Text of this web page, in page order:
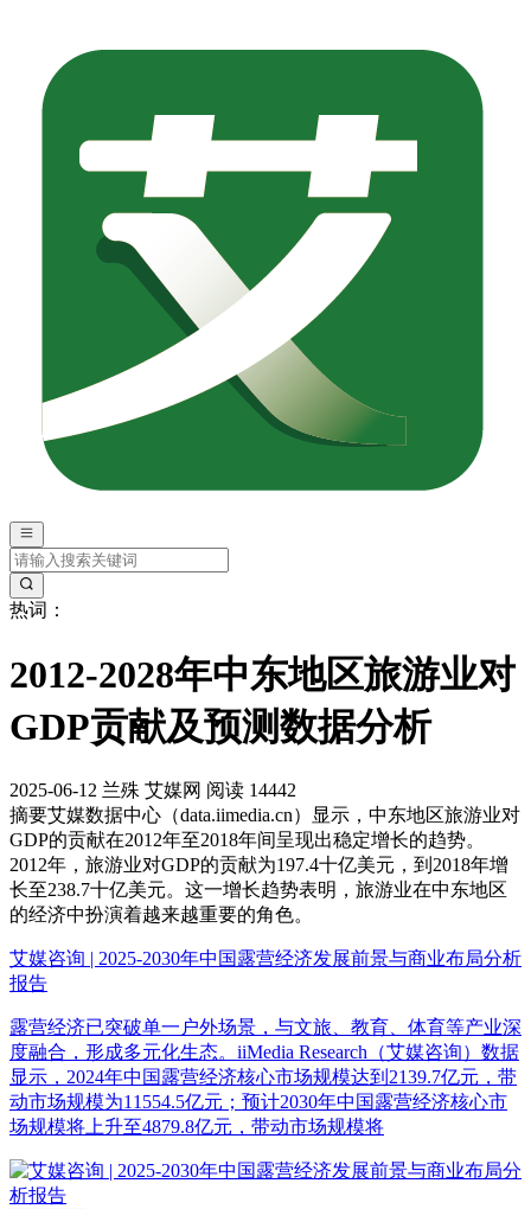
热词：
2012-2028年中东地区旅游业对
GDP贡献及预测数据分析
2025-06-12 兰殊 艾媒网 阅读 14442
摘要艾媒数据中心（data.iimedia.cn）显示，中东地区旅游业对
GDP的贡献在2012年至2018年间呈现出稳定增长的趋势。
2012年，旅游业对GDP的贡献为197.4十亿美元，到2018年增
长至238.7十亿美元。这一增长趋势表明，旅游业在中东地区
的经济中扮演着越来越重要的角色。
艾媒咨询 | 2025-2030年中国露营经济发展前景与商业布局分析
报告
露营经济已突破单一户外场景，与文旅、教育、体育等产业深
度融合，形成多元化生态。iiMedia Research（艾媒咨询）数据
显示，2024年中国露营经济核心市场规模达到2139.7亿元，带
动市场规模为11554.5亿元；预计2030年中国露营经济核心市
场规模将上升至4879.8亿元，带动市场规模将